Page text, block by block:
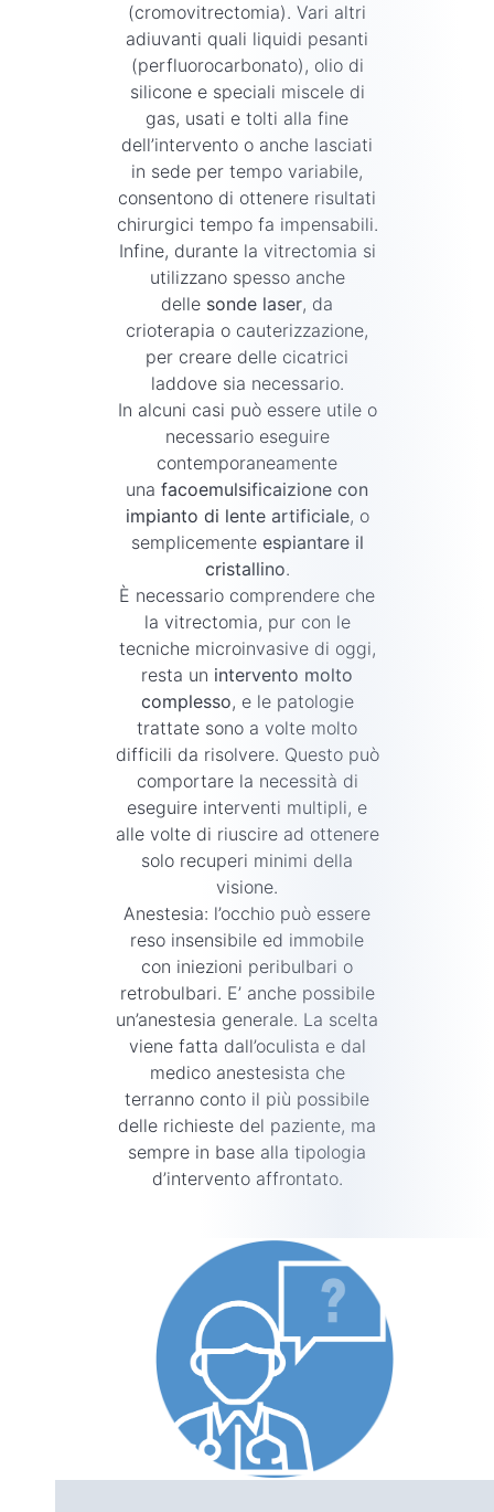
(cromovitrectomia). Vari altri
adiuvanti quali liquidi pesanti
(perfluorocarbonato), olio di
silicone e speciali miscele di
gas, usati e tolti alla fine
dell’intervento o anche lasciati
in sede per tempo variabile,
consentono di ottenere risultati
chirurgici tempo fa impensabili.
Infine, durante la vitrectomia si
utilizzano spesso anche
delle sonde laser, da
crioterapia o cauterizzazione,
per creare delle cicatrici
laddove sia necessario.
In alcuni casi può essere utile o
necessario eseguire
contemporaneamente
una facoemulsificaizione con
impianto di lente artificiale, o
semplicemente espiantare il
cristallino.
È necessario comprendere che
la vitrectomia, pur con le
tecniche microinvasive di oggi,
resta un intervento molto
complesso, e le patologie
trattate sono a volte molto
difficili da risolvere. Questo può
comportare la necessità di
eseguire interventi multipli, e
alle volte di riuscire ad ottenere
solo recuperi minimi della
visione.
Anestesia: l’occhio può essere
reso insensibile ed immobile
con iniezioni peribulbari o
retrobulbari. E’ anche possibile
un’anestesia generale. La scelta
viene fatta dall’oculista e dal
medico anestesista che
terranno conto il più possibile
delle richieste del paziente, ma
sempre in base alla tipologia
d’intervento affrontato.